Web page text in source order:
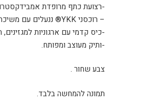
-רצועת כתף מרופדת אמבידקסטרו
– רוכסני YKK® ננעלים עם משיכה שקטה.
-כיס קדמי עם ארגוניות
-ותיק מעוצב ומפותח.
צבע שחור .
תמונה להמחשה בלבד.